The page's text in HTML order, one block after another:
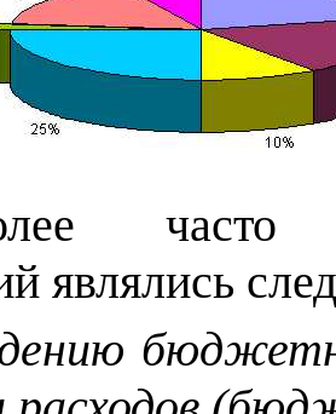
часто
являлись